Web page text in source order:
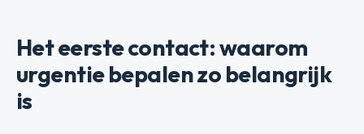
Het eerste contact: waarom
urgentie bepalen zo belangrijk
is